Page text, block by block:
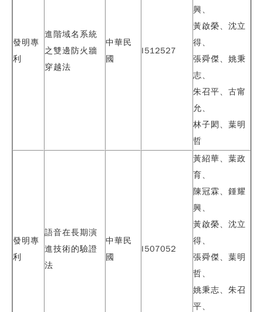
發明專
利
進階域名系統
之雙邊防火牆
穿越法
中華民
國
I512527
興、
黃啟榮、沈立
得、
張舜傑、姚秉
志、
朱召平、古甯
允、
林子閎、葉明
哲
發明專
利
語音在長期演
進技術的驗證
法
中華民
國
I507052
黃紹華、 葉政
育、
陳冠霖、鍾耀
興、
黃啟榮、沈立
得、
張舜傑、葉明
哲、
姚秉志、朱召
平、